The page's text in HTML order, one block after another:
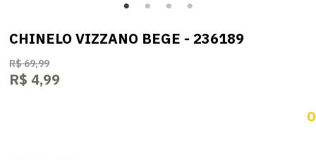
CHINELO VIZZANO BEGE - 236189
R$ 69,99
R$ 4,99